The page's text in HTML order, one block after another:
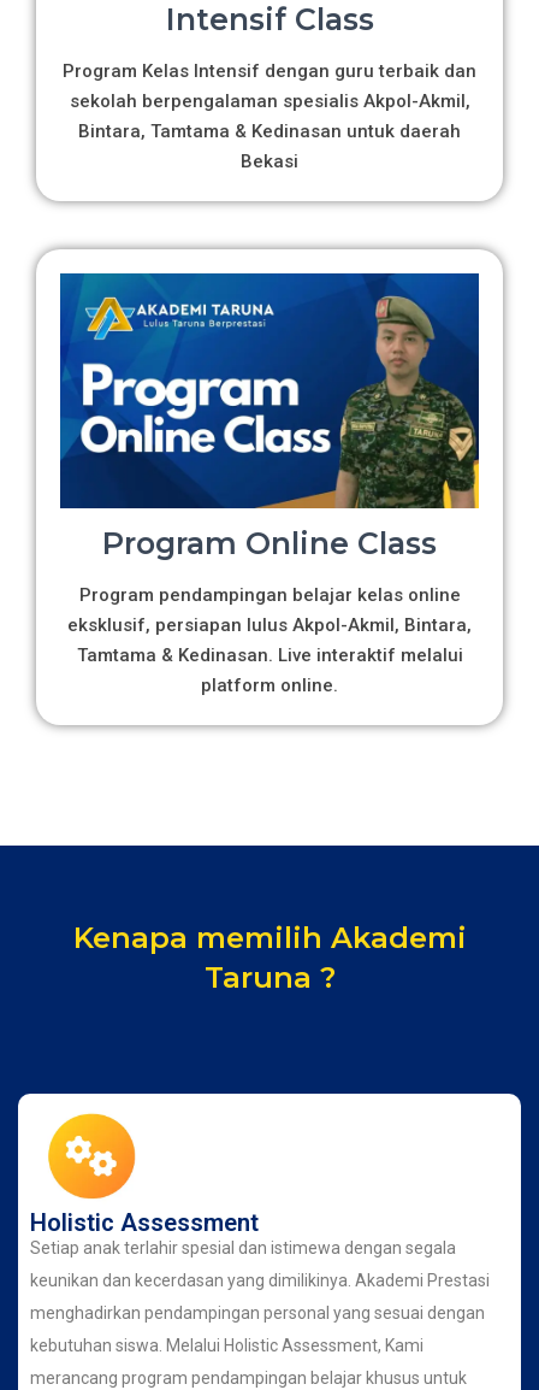
Intensif Class
Program Kelas Intensif dengan guru terbaik dan
sekolah berpengalaman spesialis Akpol-Akmil,
Bintara, Tamtama & Kedinasan untuk daerah
Bekasi
Program Online Class
Program pendampingan belajar kelas online
eksklusif, persiapan lulus Akpol-Akmil, Bintara,
Tamtama & Kedinasan. Live interaktif melalui
platform online.
Kenapa memilih Akademi
Taruna ?
Holistic Assessment
Setiap anak terlahir spesial dan istimewa dengan segala
keunikan dan kecerdasan yang dimilikinya. Akademi Prestasi
menghadirkan pendampingan personal yang sesuai dengan
kebutuhan siswa. Melalui Holistic Assessment, Kami
merancang program pendampingan belajar khusus untuk